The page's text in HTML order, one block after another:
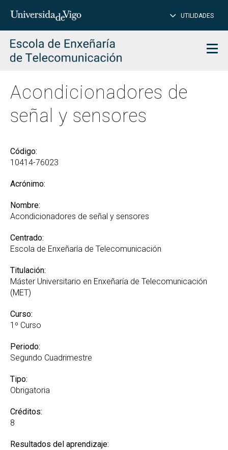
Insertar
para
buscar
UTILIDADES
Acondicionadores de
señal y sensores
Código:
10414-76023
Acrónimo:
Nombre:
Acondicionadores de señal y sensores
Centrado:
Escola de Enxeñaría de Telecomunicación
Titulación:
Máster Universitario en Enxeñaría de Telecomunicación
(MET)
Curso:
1º Curso
Periodo:
Segundo Cuadrimestre
Tipo:
Obrigatoria
Créditos:
8
Resultados del aprendizaje: